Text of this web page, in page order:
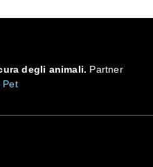
degli animali. Partner
Pet